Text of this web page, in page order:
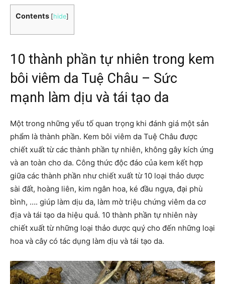
Contents [hide]
10 thành phần tự nhiên trong kem
bôi viêm da Tuệ Châu – Sức
mạnh làm dịu và tái tạo da
Một trong những yếu tố quan trọng khi đánh giá một sản
phẩm là thành phần. Kem bôi viêm da Tuệ Châu được
chiết xuất từ các thành phần tự nhiên, không gây kích ứng
và an toàn cho da. Công thức độc đáo của kem kết hợp
giữa các thành phần như chiết xuất từ 10 loại thảo dược
sài đất, hoàng liên, kim ngân hoa, ké đầu ngựa, đại phù
bình, …. giúp làm dịu da, làm mờ triệu chứng viêm da cơ
địa và tái tạo da hiệu quả. 10 thành phần tự nhiên này
chiết xuất từ những loại thảo dược quý cho đến những loại
hoa và cây có tác dụng làm dịu và tái tạo da.